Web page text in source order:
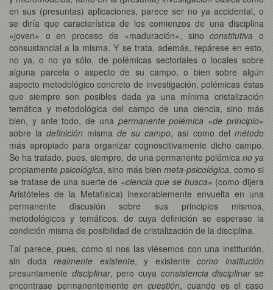
en sus (presuntas) aplicaciones, parece ser no ya accidental, o
se diría que característica de los comienzos de una disciplina
«joven» o en proceso de «maduración», sinoconstitutiva o
consustancial a la misma. Y se trata, además, repárese en esto,
no ya, o no ya sólo, de polémicas sectoriales o locales sobre
alguna parcela o aspecto de su campo, o bien sobre algún
aspecto metodológico concreto de investigación, polémicas éstas
que siempre son posibles dada ya una mínima cristalización
temática y metodológica del campo de una ciencia, sino más
bien, y ante todo, de una permanente polémica «de principio»
sobre la definición misma de su campo, así como del método
más apropiado para organizar cognoscitivamente dicho campo.
Se ha tratado, pues, siempre, de una permanente polémica no ya
propiamente psicológica, sino más bien meta-psicológica, como si
se tratase de una suerte de «ciencia que se busca» (como dijera
Aristóteles de la Metafísica) inexorablemente envuelta en una
permanente discusión sobre sus principios mismos,
metodológicos y temáticos, de cuya definición se esperase la
condición misma de posibilidad de cristalización de la disciplina.
Tal parece, pues, como si nos las viésemos con una institución,
sin dudarealmente existente, y existentecomo institución
presuntamente disciplinar, pero cuya consistencia disciplinarse
encontrase permanentementeen cuestión, cuando es el caso